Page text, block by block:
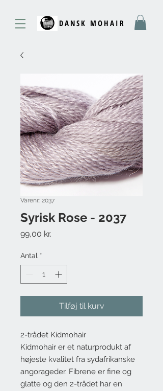
DANSK MOHAIR
Varenr.: 2037
Syrisk Rose - 2037
99,00 kr.
Antal *
Tilføj til kurv
2-trådet Kidmohair
Kidmohair er et naturprodukt af
højeste kvalitet fra sydafrikanske
angorageder. Fibrene er fine og
glatte og den 2-trådet har en